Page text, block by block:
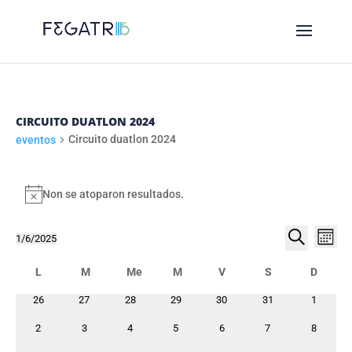
CIRCUITO DUATLON 2024
eventos Circuito duatlon 2024
EVENTOS
Notice
Non se atoparon resultados.
DE DE
Month
1/6/2025
date.CALENDARIO
DE
EVENTOS
LLuns
M
Me
M
V
S
D
0
26
0
27
0
28
0
29
0
30
0
31
01
0
2
0
3
0
4
0
5
0
6
0
7
0
8